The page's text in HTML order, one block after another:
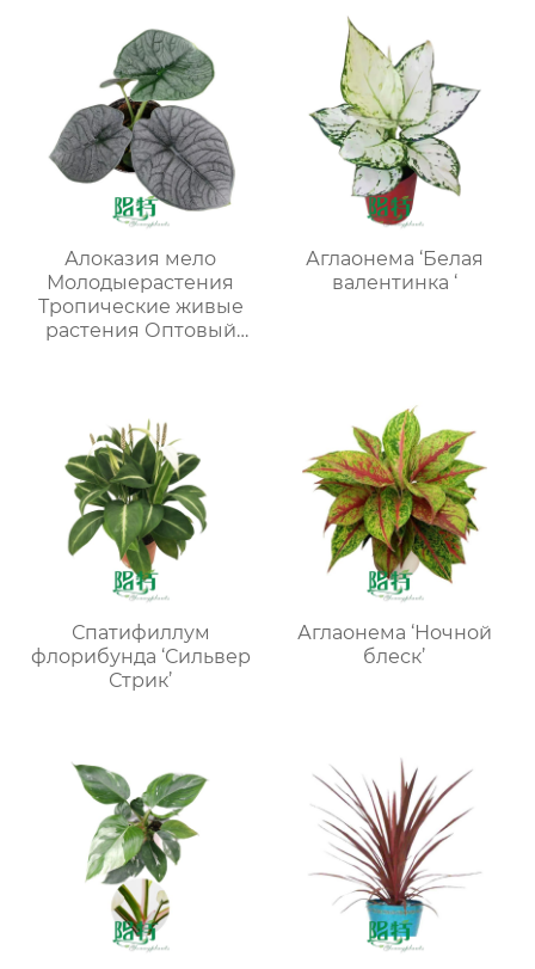
Алоказия мело
Молодыерастения
Тропические живые
растения Оптовый
Аглаонема ‘Белая
валентинка ‘
Спатифиллум
флорибунда ‘Сильвер
Стрик’
Аглаонема ‘Ночной
блеск’